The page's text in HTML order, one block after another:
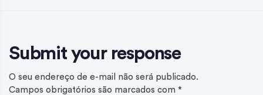
Submit your response
O seu endereço de e-mail não será publicado.
Campos obrigatórios são marcados com *